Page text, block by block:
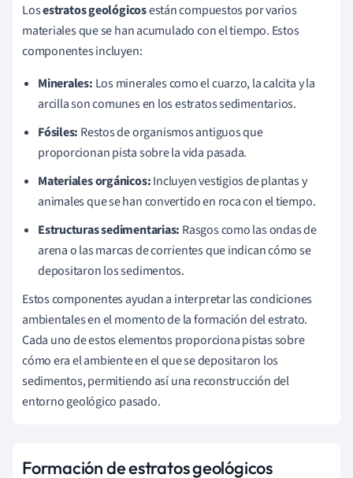
Losestratos geológicosestán compuestos por varios
materiales que se han acumulado con el tiempo. Estos
componentes incluyen:
Minerales: Los minerales como el cuarzo, la calcita y la
arcilla son comunes en los estratos sedimentarios.
Fósiles: Restos de organismos antiguos que
proporcionan pista sobre la vida pasada.
Materiales orgánicos:Incluyen vestigios de plantas y
animales que se han convertido en roca con el tiempo.
Estructuras sedimentarias: Rasgos como las ondas de
arena o las marcas de corrientes que indican cómo se
depositaron los sedimentos.
Estos componentes ayudan a interpretar las condiciones
ambientales en el momento de la formación del estrato.
Cada uno de estos elementos proporciona pistas sobre
cómo era el ambiente en el que se depositaron los
sedimentos, permitiendo así una reconstrucción del
entorno geológico pasado.
Formación de estratos geológicos